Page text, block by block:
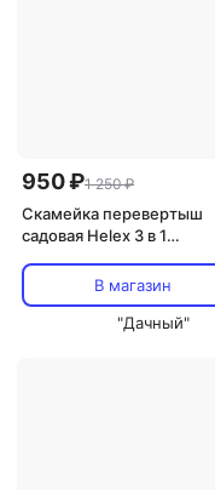
950 ₽1 250 ₽
Скамейка перевертыш
садовая Helex 3 в 1
В магазин
"Дачный"